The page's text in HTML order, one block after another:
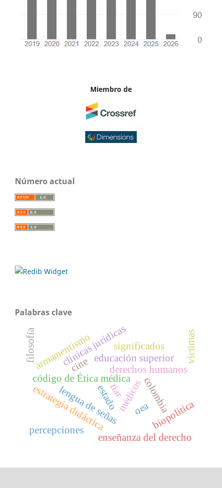
Miembro de
Número actual
Palabras clave
derechos humanos
médicos
código de Ética médica colombia
educación superior
estrategia didáctica
clínicas jurídicas
enseñanza del derecho
armamentismo
tiar
oea
estado
biopolítica
filosofía
lengua de señas
victimas
percepciones
significados
cine